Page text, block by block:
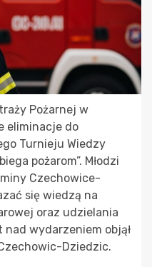
Pożarnej w
eliminacje do
Turnieju Wiedzy
pożarom”. Młodzi
Czechowice-
się wiedzą na
oraz udzielania
wydarzeniem objął
Dziedzic.